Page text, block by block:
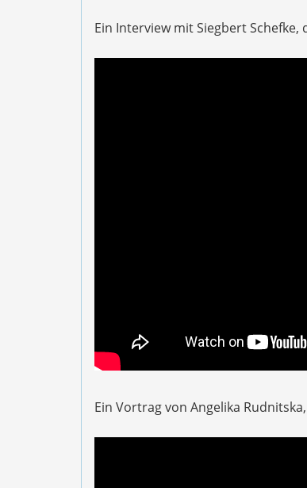
Ein Interview mit Siegbert Schefke,
Ein Vortrag von Angelika